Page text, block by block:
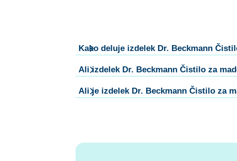
Kako deluje izdelek Dr. Beckmann
Ali izdelek Dr. Beckmann Čistilo za
Ali je izdelek Dr. Beckmann Čistilo za